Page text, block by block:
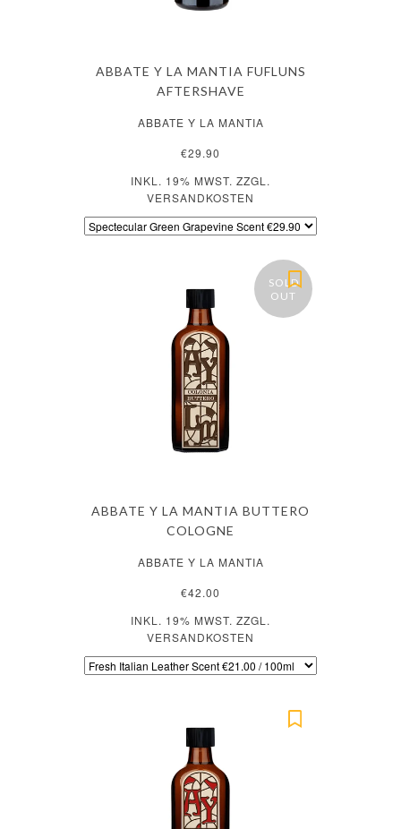
ABBATE Y LA MANTIA FUFLUNS
AFTERSHAVE
ABBATE Y LA MANTIA
€29.90
INKL. 19% MWST. ZZGL.
VERSANDKOSTEN
SOLD
OUT
ABBATE Y LA MANTIA BUTTERO
COLOGNE
ABBATE Y LA MANTIA
€42.00
INKL. 19% MWST. ZZGL.
VERSANDKOSTEN